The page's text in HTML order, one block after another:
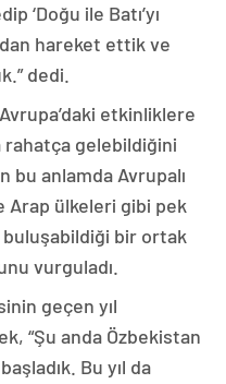
‘Doğu ile Batı’yı
hareket ettik ve
dedi.
etkinliklere
rahatça gelebildiğini
bu anlamda Avrupalı
Arap ülkeleri gibi pek
bir ortak
vurguladı.
geçen yıl
“Şu anda Özbekistan
Bu yıl da